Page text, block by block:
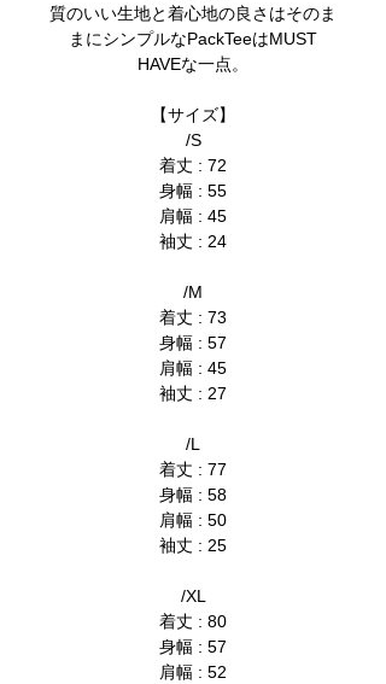
質のいい生地と着心地の良さはそのま
まにシンプルなPackTeeはMUST
HAVEな一点。
【サイズ】
/S
着丈 : 72
身幅 : 55
肩幅 : 45
袖丈 : 24
/M
着丈 : 73
身幅 : 57
肩幅 : 45
袖丈 : 27
/L
着丈 : 77
身幅 : 58
肩幅 : 50
袖丈 : 25
/XL
着丈 : 80
身幅 : 57
肩幅 : 52